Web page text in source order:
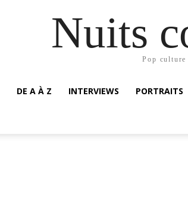
Nuits
Pop
DE A À Z INTERVIEWS PORTRAITS